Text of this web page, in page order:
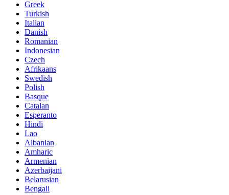
Greek
Turkish
Italian
Danish
Romanian
Indonesian
Czech
Afrikaans
Swedish
Polish
Basque
Catalan
Esperanto
Hindi
Lao
Albanian
Amharic
Armenian
Azerbaijani
Belarusian
Bengali